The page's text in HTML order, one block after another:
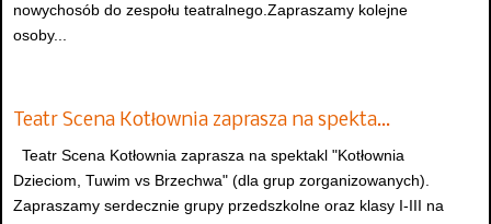
nowychosób do zespołu teatralnego.Zapraszamy kolejne
osoby...
Teatr Scena Kotłownia zaprasza na spekta…
Teatr Scena Kotłownia zaprasza na spektakl "Kotłownia
Dzieciom, Tuwim vs Brzechwa" (dla grup zorganizowanych).
Zapraszamy serdecznie grupy przedszkolne oraz klasy I-III na